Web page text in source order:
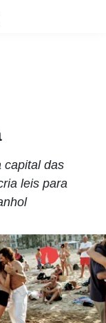
capital das
leis para